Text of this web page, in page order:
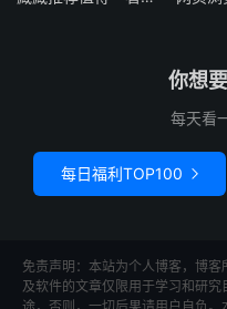
你想
每天看
每日福利TOP100 
免责声明：本站为个人博客，博
及软件的文章仅限用于学习和研